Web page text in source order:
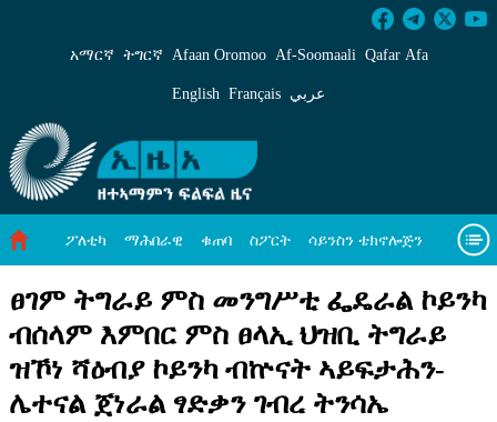
ፀገም ትግራይ ምስ መንግሥቲ ፌዴራል ኮይንካ ብሰላም
አማርኛ ትግርኛ Afaan Oromoo Af‑Soomaali Qafar Afa
English Français عربي
ፖለቲካ ማሕበራዊ ቁጠባ ስፖርት ሳይንስን ቴክኖሎጅን
ፀገም ትግራይ ምስ መንግሥቲ ፌዴራል ኮይንካ
ብሰላም እምበር ምስ ፀላኢ ህዝቢ ትግራይ
ዝኾነ ሻዕብያ ኮይንካ ብኵናት ኣይፍታሕን-
ሌተናል ጀነራል ፃድቃን ገብረ ትንሳኤ